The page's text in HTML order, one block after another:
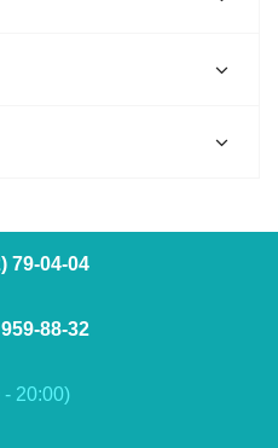
79-04-04
88-32
- 20:00)